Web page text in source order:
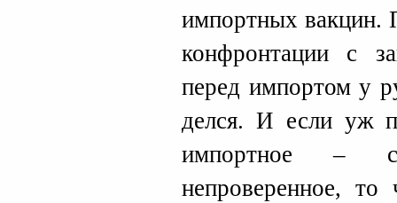
импортных вакцин.
конфронтации с
перед импортом у
делся. И если уж
импортное –
непроверенное, то